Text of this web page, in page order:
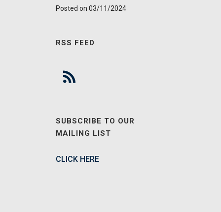
03/11/2024
RSS FEED
SUBSCRIBE TO OUR
MAILING LIST
CLICK HERE